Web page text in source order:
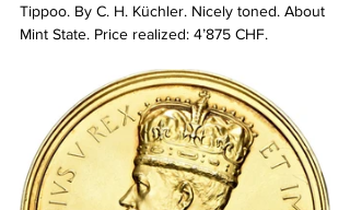
Tippoo. By C. H. Küchler. Nicely toned. About
Mint State. Price realized: 4’875 CHF.